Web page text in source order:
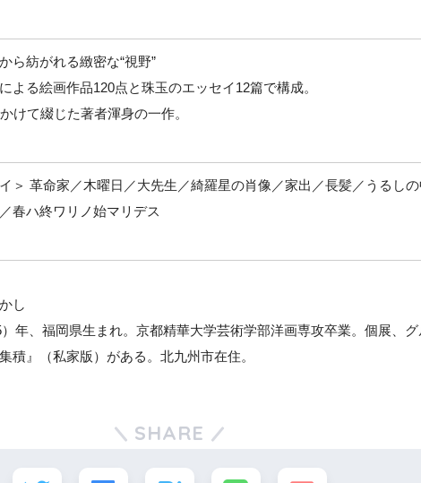
ら紡がれる緻密な“視野”
よる絵画作品120点と珠玉のエッセイ12篇で構成。
けて綴じた著者渾身の一作。
＞ 革命家／木曜日／大先生／綺羅星の肖像／家出／長髪／うるし
春ハ終ワリノ始マリデス
し
年、福岡県生まれ。京都精華大学芸術学部洋画専攻卒業。個展、
積』（私家版）がある。北九州市在住。
SHARE